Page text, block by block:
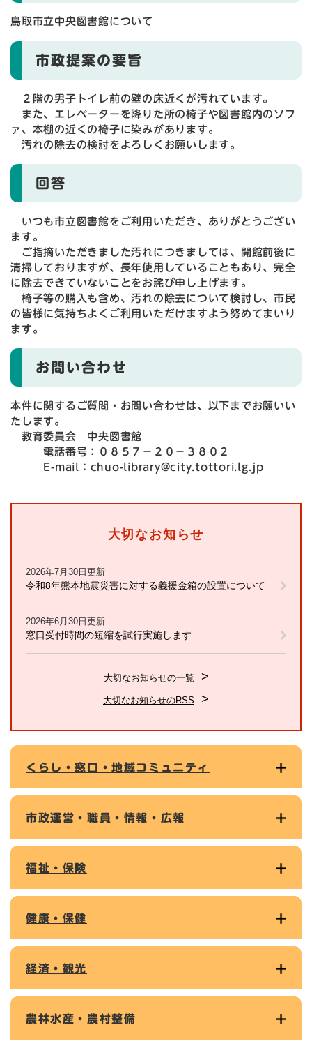
鳥取市立中央図書館について
市政提案の要旨
２階の男子トイレ前の壁の床近くが汚れています。
また、エレベーターを降りた所の椅子や図書館内のソフ
ァ、本棚の近くの椅子に染みがあります。
汚れの除去の検討をよろしくお願いします。
回答
いつも市立図書館をご利用いただき、ありがとうござい
ます。
ご指摘いただきました汚れにつきましては、開館前後に
清掃しておりますが、長年使用していることもあり、完全
に除去できていないことをお詫び申し上げます。
椅子等の購入も含め、汚れの除去について検討し、市民
の皆様に気持ちよくご利用いただけますよう努めてまいり
ます。
お問い合わせ
本件に関するご質問・お問い合わせは、以下までお願いい
たします。
教育委員会 中央図書館
電話番号：０８５７－２０－３８０２
E-mail：chuo-library@city.tottori.lg.jp
大切なお知らせ
2026年7月30日更新
令和8年熊本地震災害に対する義援金箱の設置について
2026年6月30日更新
窓口受付時間の短縮を試行実施します
大切なお知らせの一覧
大切なお知らせのRSS
くらし・窓口・地域コミュニティ
市政運営・職員・情報・広報
福祉・保険
健康・保健
経済・観光
農林水産・農村整備